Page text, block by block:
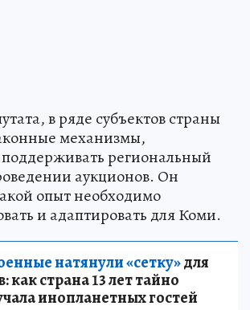
в ряде субъектов страны
механизмы,
региональный
аукционов. Он
опыт необходимо
и адаптировать для Коми.
натянули «сетку»для
страна 13 лет тайно
инопланетных гостей